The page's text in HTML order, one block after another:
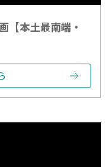
【本土最南端・